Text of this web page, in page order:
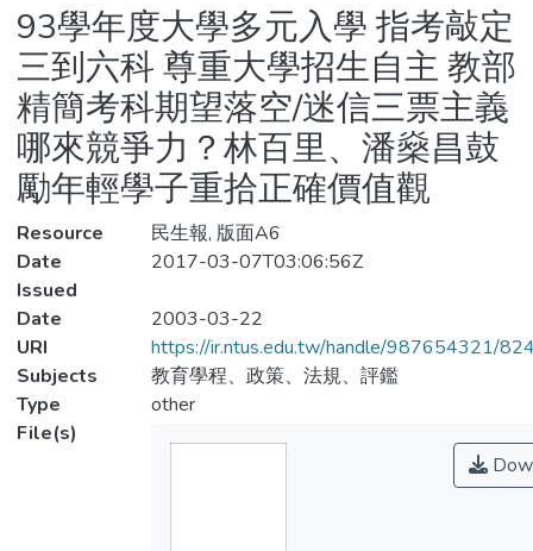
Statistics
93學年度大學多元入學 指考敲定
三到六科 尊重大學招生自主 教部
精簡考科期望落空/迷信三票主義
哪來競爭力？林百里、潘燊昌鼓
勵年輕學子重拾正確價值觀
Resource
民生報, 版面A6
Date
Issued
2017-03-07T03:06:56Z
Date
2003-03-22
URI
https://ir.ntus.edu.tw/handle/987654321/
Subjects
教育學程、政策、法規、評鑑
Type
other
File(s)